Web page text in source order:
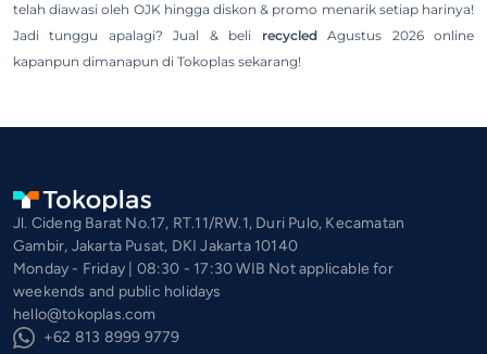
telah diawasi oleh OJK hingga diskon & promo menarik setiap harinya!
Jadi tunggu apalagi? Jual & beli recycledAgustus 2026 online
kapanpun dimanapun di Tokoplas sekarang!
Jl. Cideng Barat No.17, RT.11/RW.1, Duri Pulo, Kecamatan
Gambir, Jakarta Pusat, DKI Jakarta 10140
Monday - Friday | 08:30 - 17:30 WIB Not applicable for
weekends and public holidays
hello@tokoplas.com
+62 813 8999 9779